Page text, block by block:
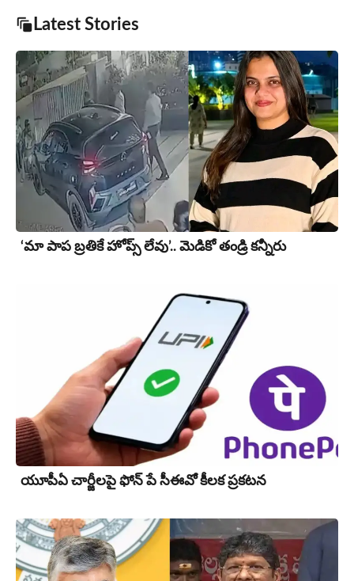
Latest Stories
‘మా పాప బ్రతికే హోప్స్ లేవు’.. మెడికో తండ్రి కన్నీరు
యూపీఏ చార్జీల‌పై ఫోన్ పే సీఈవో కీల‌క ప్ర‌క‌ట‌న‌